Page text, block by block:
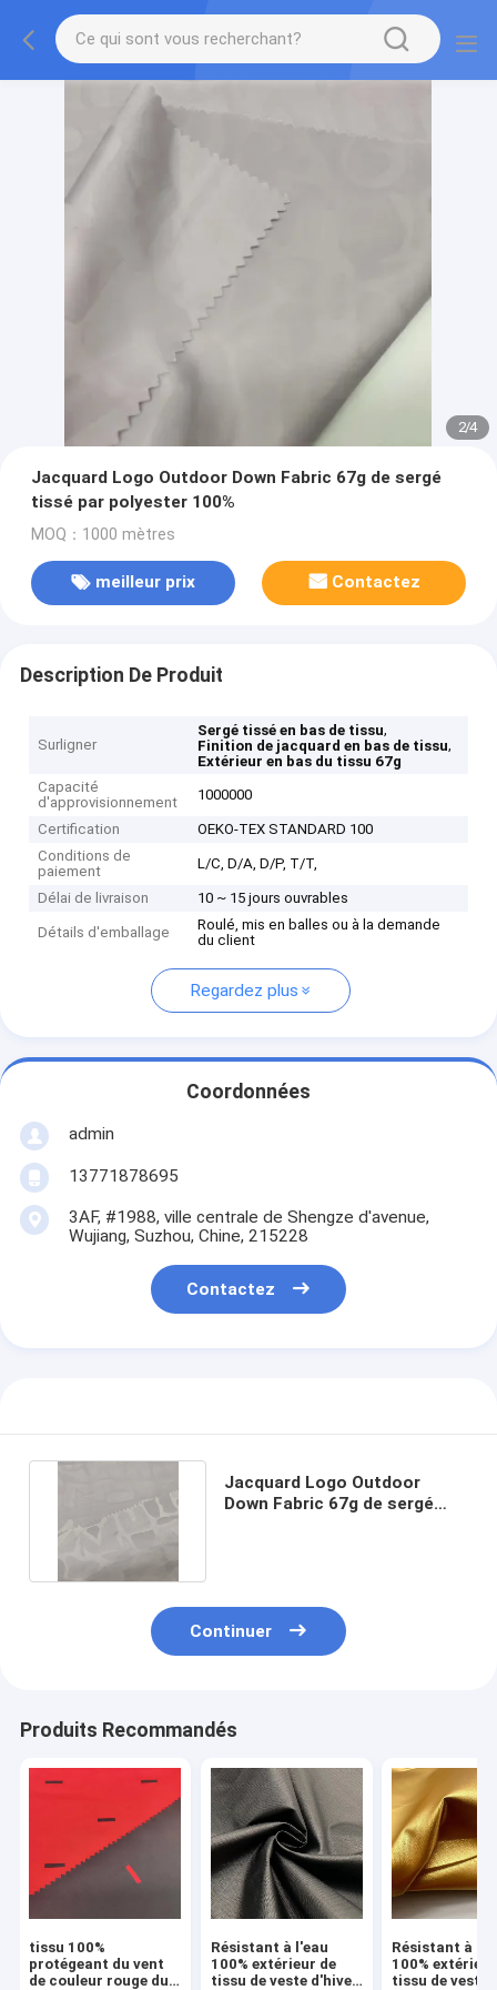
2/4
Jacquard Logo Outdoor Down Fabric 67g de sergé
tissé par polyester 100%
MOQ：1000 mètres
meilleur prix Contactez
Description De Produit
Surligner
Sergé tissé en bas de tissu,
Finition de jacquard en bas de tissu,
Extérieur en bas du tissu 67g
Capacité
d'approvisionnement
1000000
Certification
OEKO-TEX STANDARD 100
Conditions de
paiement
L/C, D/A, D/P, T/T,
Délai de livraison 10 ~ 15 jours ouvrables
Détails d'emballage
Roulé, mis en balles ou à la demande
du client
Regardez plus
Coordonnées
admin
13771878695
3AF, #1988, ville centrale de Shengze d'avenue,
Wujiang, Suzhou, Chine, 215228
Contactez
Jacquard Logo Outdoor
Down Fabric 67g de sergé
Continuer
Produits Recommandés
tissu 100%
protégeant du vent
de couleur rouge du
Résistant à l'eau
100% extérieur de
tissu de veste d'hiver
Résistant à
100%
tissu de veste